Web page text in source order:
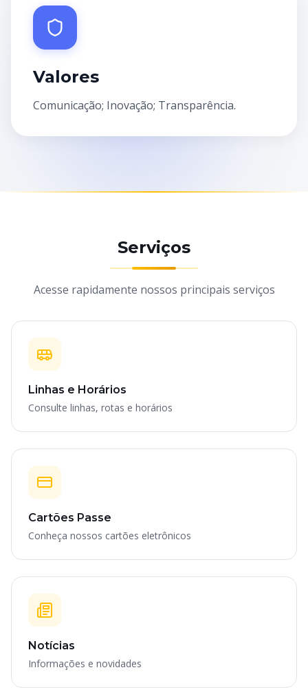
Valores
Comunicação; Inovação; Transparência.
Serviços
Acesse rapidamente nossos principais serviços
Linhas e Horários
Consulte linhas, rotas e horários
Cartões Passe
Conheça nossos cartões eletrônicos
Notícias
Informações e novidades